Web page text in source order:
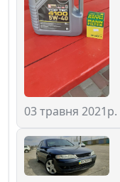
03 травня 2021р.